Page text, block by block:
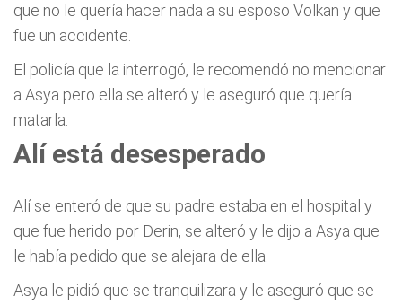
que no le quería hacer nada a su esposo Volkan y que
fue un accidente.
El policía que la interrogó, le recomendó no mencionar
a Asya pero ella se alteró y le aseguró que quería
matarla.
Alí está desesperado
Alí se enteró de que su padre estaba en el hospital y
que fue herido por Derin, se alteró y le dijo a Asya que
le había pedido que se alejara de ella.
Asya le pidió que se tranquilizara y le aseguró que se